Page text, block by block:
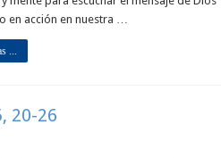
en acción en nuestra …
...
20-26